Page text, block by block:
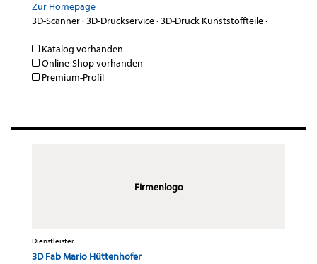
Zur Homepage
3D-Scanner·3D-Druckservice·3D-Druck Kunststoffteile·
Katalog vorhanden
Online-Shop vorhanden
Premium-Profil
Firmenlogo
Dienstleister
3D Fab Mario Hüttenhofer